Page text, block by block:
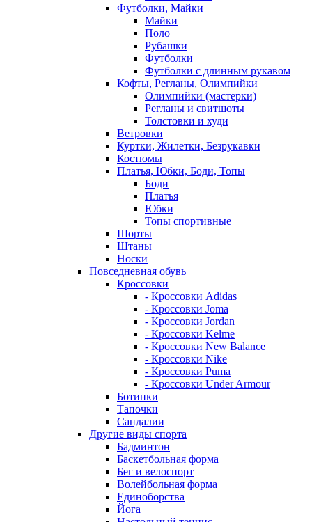
Футболки, Майки
Майки
Поло
Рубашки
Футболки
Футболки с длинным рукавом
Кофты, Регланы, Олимпийки
Олимпийки (мастерки)
Регланы и свитшоты
Толстовки и худи
Ветровки
Куртки, Жилетки, Безрукавки
Костюмы
Платья, Юбки, Боди, Топы
Боди
Платья
Юбки
Топы спортивные
Шорты
Штаны
Носки
Повседневная обувь
Кроссовки
- Кроссовки Adidas
- Кроссовки Joma
- Кроссовки Jordan
- Кроссовки Kelme
- Кроссовки New Balance
- Кроссовки Nike
- Кроссовки Puma
- Кроссовки Under Armour
Ботинки
Тапочки
Сандалии
Другие виды спорта
Бадминтон
Баскетбольная форма
Бег и велоспорт
Волейбольная форма
Единоборства
Йога